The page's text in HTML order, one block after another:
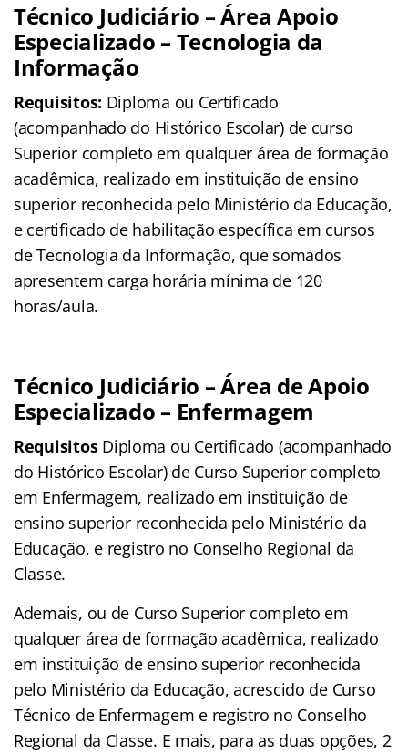
Técnico Judiciário – Área Apoio
Especializado – Tecnologia da
Informação
Requisitos: Diploma ou Certificado
(acompanhado do Histórico Escolar) de curso
Superior completo em qualquer área de formação
acadêmica, realizado em instituição de ensino
superior reconhecida pelo Ministério da Educação,
e certificado de habilitação específica em cursos
de Tecnologia da Informação, que somados
apresentem carga horária mínima de 120
horas/aula.
Técnico Judiciário – Área de Apoio
Especializado – Enfermagem
RequisitosDiploma ou Certificado (acompanhado
do Histórico Escolar) de Curso Superior completo
em Enfermagem, realizado em instituição de
ensino superior reconhecida pelo Ministério da
Educação, e registro no Conselho Regional da
Classe.
Ademais, ou de Curso Superior completo em
qualquer área de formação acadêmica, realizado
em instituição de ensino superior reconhecida
pelo Ministério da Educação, acrescido de Curso
Técnico de Enfermagem e registro no Conselho
Regional da Classe. E mais, para as duas opções, 2